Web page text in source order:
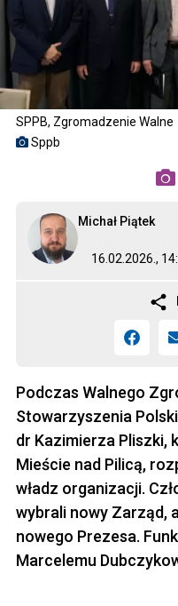
SPPB, Zgromadzenie Walne
Sppb
16.02.2026.,
Michał Piątek
Podczas Walnego
Stowarzyszenia
dr Kazimierza Pliszki,
Mieście nad Pilicą,
władz organizacji.
wybrali nowy Zarząd,
nowego Prezesa.
Marcelemu